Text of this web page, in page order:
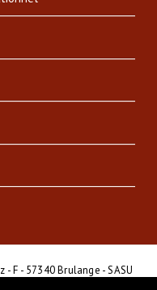
F - 57340 Brulange - SASU